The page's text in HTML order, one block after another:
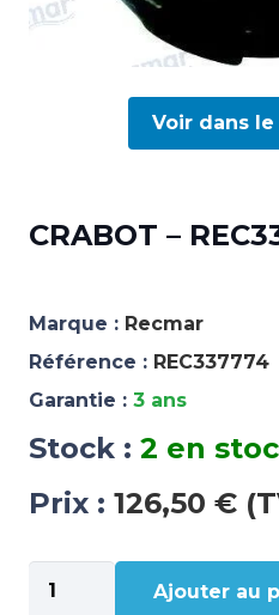
Voir dans
CRABOT –
Marque : Recmar
Référence : REC337774
Garantie : 3 ans
Stock : 2 en
Prix : 126,50 €
quantité
de
Ajouter au